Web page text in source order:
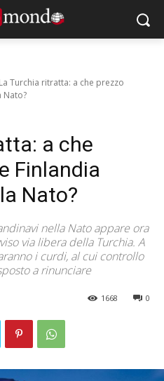
La Turchia ritratta: a che prezzo
Nato?
a che
Finlandia
Nato?
nella Nato appare ora
via libera della Turchia. A
i curdi, al cui controllo
a rinunciare
0
1668